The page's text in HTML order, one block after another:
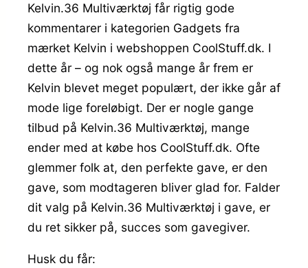
Kelvin.36 Multiværktøj får rigtig gode
kommentarer i kategorien Gadgets fra
mærket Kelvin i webshoppen CoolStuff.dk. I
dette år – og nok også mange år frem er
Kelvin blevet meget populært, der ikke går af
mode lige foreløbigt. Der er nogle gange
tilbud på Kelvin.36 Multiværktøj, mange
ender med at købe hos CoolStuff.dk. Ofte
glemmer folk at, den perfekte gave, er den
gave, som modtageren bliver glad for. Falder
dit valg på Kelvin.36 Multiværktøj i gave, er
du ret sikker på, succes som gavegiver.
Husk du får: